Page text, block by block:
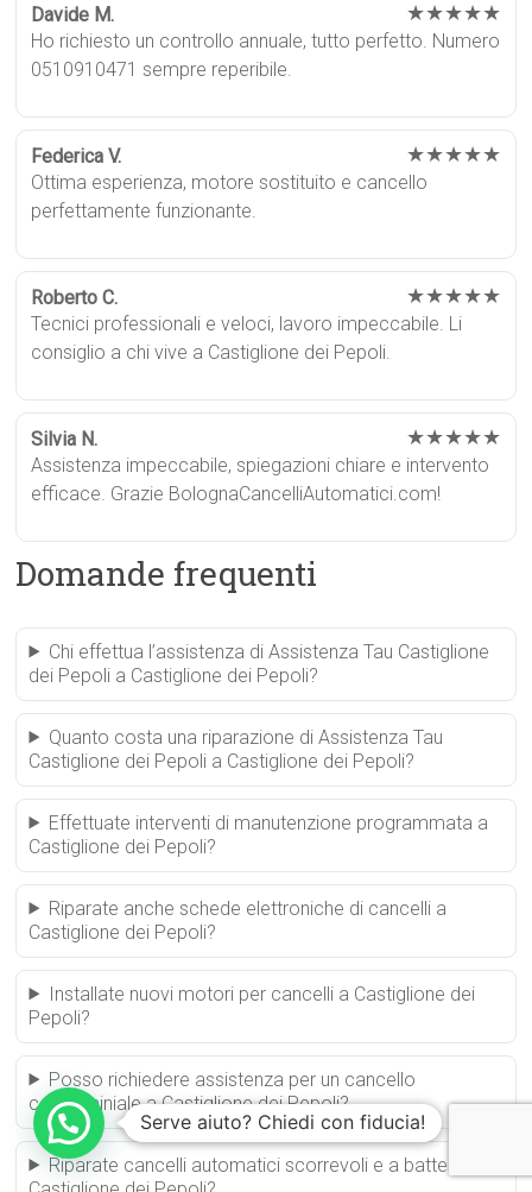
Davide M. ★★★★★
Ho richiesto un controllo annuale, tutto perfetto. Numero
0510910471 sempre reperibile.
Federica V. ★★★★★
Ottima esperienza, motore sostituito e cancello
perfettamente funzionante.
Roberto C. ★★★★★
Tecnici professionali e veloci, lavoro impeccabile. Li
consiglio a chi vive a Castiglione dei Pepoli.
Silvia N. ★★★★★
Assistenza impeccabile, spiegazioni chiare e intervento
efficace. Grazie BolognaCancelliAutomatici.com!
Domande frequenti
Chi effettua l’assistenza di Assistenza Tau Castiglione
dei Pepoli a Castiglione dei Pepoli?
Quanto costa una riparazione di Assistenza Tau
Castiglione dei Pepoli a Castiglione dei Pepoli?
Effettuate interventi di manutenzione programmata a
Castiglione dei Pepoli?
Riparate anche schede elettroniche di cancelli a
Castiglione dei Pepoli?
Installate nuovi motori per cancelli a Castiglione dei
Pepoli?
Posso richiedere assistenza per un cancello
condominiale a Castiglione dei Pepoli?
Riparate cancelli automatici scorrevoli e a battente a
Serve aiuto? Chiedi con fiducia!